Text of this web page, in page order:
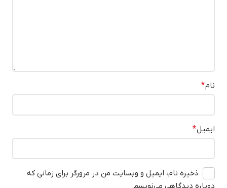
نام*
ایمیل*
ذخیره نام، ایمیل و وبسایت من در مرورگر برای زمانی که
دوباره دیدگاهی می‌نویسم.